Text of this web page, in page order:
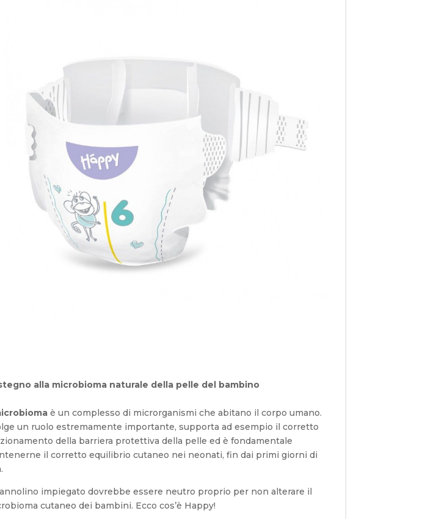
alla microbioma naturale della pelle del bambino
è un complesso di microrganismi che abitano il corpo umano.
un ruolo estremamente importante, supporta ad esempio il corretto
della barriera protettiva della pelle ed è fondamentale
il corretto equilibrio cutaneo nei neonati, fin dai primi giorni di
impiegato dovrebbe essere neutro proprio per non alterare il
cutaneo dei bambini. Ecco cos’è Happy!